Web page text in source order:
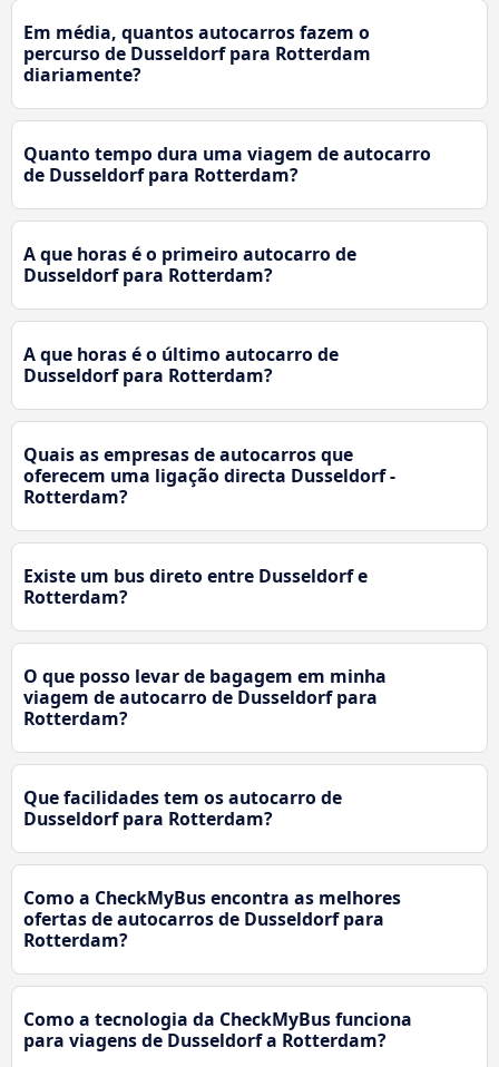
Em média, quantos autocarros fazem o
percurso de Dusseldorf para Rotterdam
diariamente?
Quanto tempo dura uma viagem de autocarro
de Dusseldorf para Rotterdam?
A que horas é o primeiro autocarro de
Dusseldorf para Rotterdam?
A que horas é o último autocarro de
Dusseldorf para Rotterdam?
Quais as empresas de autocarros que
oferecem uma ligação directa Dusseldorf -
Rotterdam?
Existe um bus direto entre Dusseldorf e
Rotterdam?
O que posso levar de bagagem em minha
viagem de autocarro de Dusseldorf para
Rotterdam?
Que facilidades tem os autocarro de
Dusseldorf para Rotterdam?
Como a CheckMyBus encontra as melhores
ofertas de autocarros de Dusseldorf para
Rotterdam?
Como a tecnologia da CheckMyBus funciona
para viagens de Dusseldorf a Rotterdam?